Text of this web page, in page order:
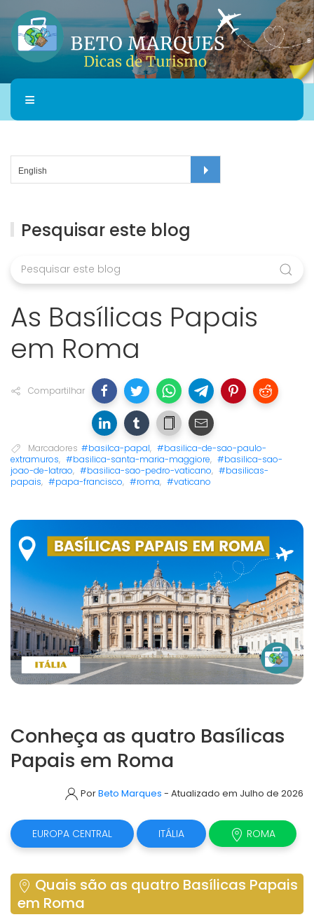
Pesquisar este blog
As Basílicas Papais
em Roma
Compartilhar
Marcadores #basilca-papal, #basilica-de-sao-paulo-
extramuros, #basilica-santa-maria-maggiore, #basilica-sao-
joao-de-latrao, #basilica-sao-pedro-vaticano, #basilicas-
papais, #papa-francisco, #roma, #vaticano
Conheça as quatro Basílicas
Papais em Roma
PorBeto Marques - Atualizado em Julho de 2026
EUROPA CENTRAL ITÁLIA ROMA
Quais são as quatro Basílicas Papais
em Roma